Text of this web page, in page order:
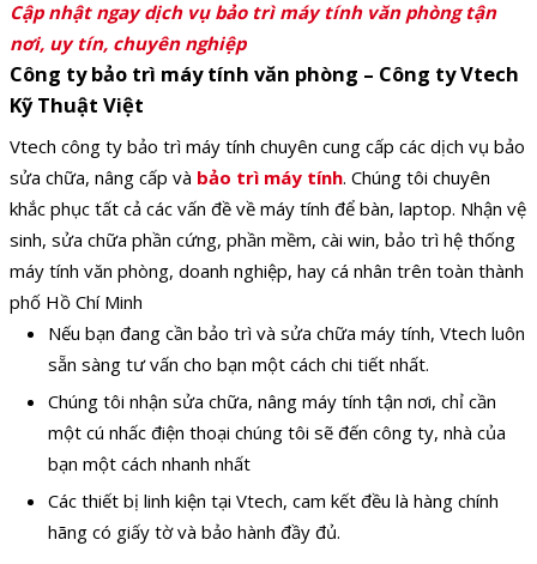
Cập nhật ngay dịch vụ bảo trì máy tính văn phòng tận
nơi, uy tín, chuyên nghiệp
Công ty bảo trì máy tính văn phòng – Công ty Vtech
Kỹ Thuật Việt
Vtech công ty bảo trì máy tính chuyên cung cấp các dịch vụ bảo
sửa chữa, nâng cấp và bảo trì máy tính. Chúng tôi chuyên
khắc phục tất cả các vấn đề về máy tính để bàn, laptop. Nhận vệ
sinh, sửa chữa phần cứng, phần mềm, cài win, bảo trì hệ thống
máy tính văn phòng, doanh nghiệp, hay cá nhân trên toàn thành
phố Hồ Chí Minh
Nếu bạn đang cần bảo trì và sửa chữa máy tính, Vtech luôn
sẵn sàng tư vấn cho bạn một cách chi tiết nhất.
Chúng tôi nhận sửa chữa, nâng máy tính tận nơi, chỉ cần
một cú nhấc điện thoại chúng tôi sẽ đến công ty, nhà của
bạn một cách nhanh nhất
Các thiết bị linh kiện tại Vtech, cam kết đều là hàng chính
hãng có giấy tờ và bảo hành đầy đủ.